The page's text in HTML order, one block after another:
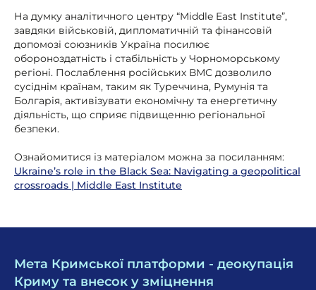
На думку аналітичного центру “Middle East Institute”,
завдяки військовій, дипломатичній та фінансовій
допомозі союзників Україна посилює
обороноздатність і стабільність у Чорноморському
регіоні. Послаблення російських ВМС дозволило
сусіднім країнам, таким як Туреччина, Румунія та
Болгарія, активізувати економічну та енергетичну
діяльність, що сприяє підвищенню регіональної
безпеки.
Ознайомитися із матеріалом можна за посиланням:
Ukraine’s role in the Black Sea: Navigating a geopolitical
crossroads | Middle East Institute
Мета Кримської платформи - деокупація
Криму та внесок у зміцнення